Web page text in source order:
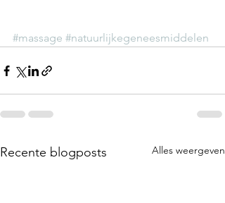
#massage #natuurlijkegeneesmiddelen
Recente blogposts Alles weergeven